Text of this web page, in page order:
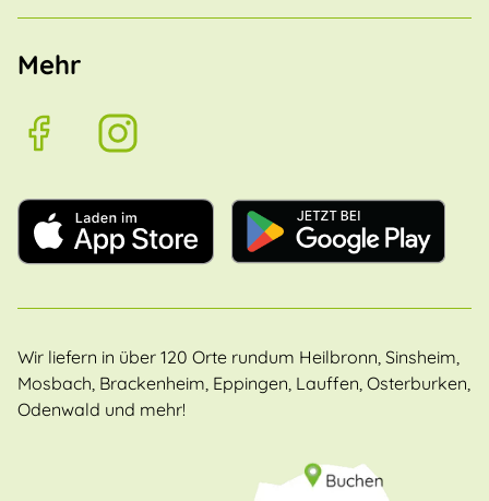
Mehr
Wir liefern in über 120 Orte rundum Heilbronn, Sinsheim,
Mosbach, Brackenheim, Eppingen, Lauffen, Osterburken,
Odenwald und mehr!